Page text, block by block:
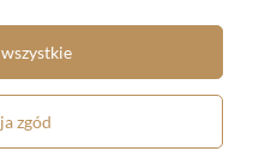
brutto (z VAT).
zgód